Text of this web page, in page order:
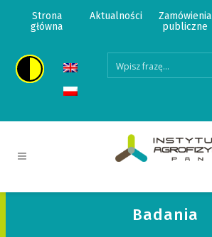
Strona
główna
Aktualności
Zamówienia
publiczne
Badania